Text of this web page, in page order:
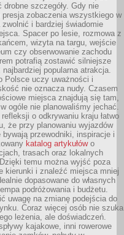
drobne szczegóły. Gdy nie
zobaczenia wszystkiego w
i bardziej świadomie
Spacer po lesie, rozmowa z
wizyta na targu, wejście
czy obserwowanie zachodu
potrafią zostawić silniejsze
popularna atrakcja.
Polsce uczy uważności i
nie oznacza nudy. Czasem
miejsca znajdują się tam,
ogóle nie planowaliśmy jechać.
o odkrywaniu kraju łatwo
że przy planowaniu wyjazdów
bywają przewodniki, inspiracje i
katalog artykułówo
trasach oraz lokalnych
temu można wyjść poza
kierunki i znaleźć miejsca mniej
dopasowane do własnych
podróżowania i budżetu.
uwagę na zmianę podejścia do
Coraz więcej osób nie szuka
leżenia, ale doświadczeń.
kajakowe, inni rowerowe